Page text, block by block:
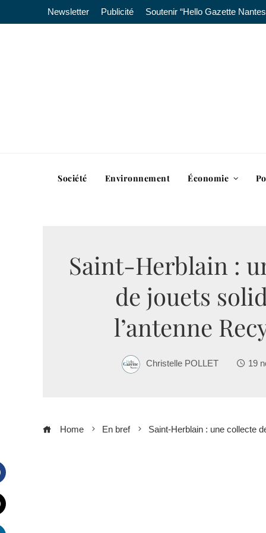
Newsletter Publicité Soutenir “Hello Gazette
Société Environnement Économie
Saint-Herblain :
de jouets
l’antenne
Christelle POLLET 19
Home En bref Saint-Herblain : une collecte